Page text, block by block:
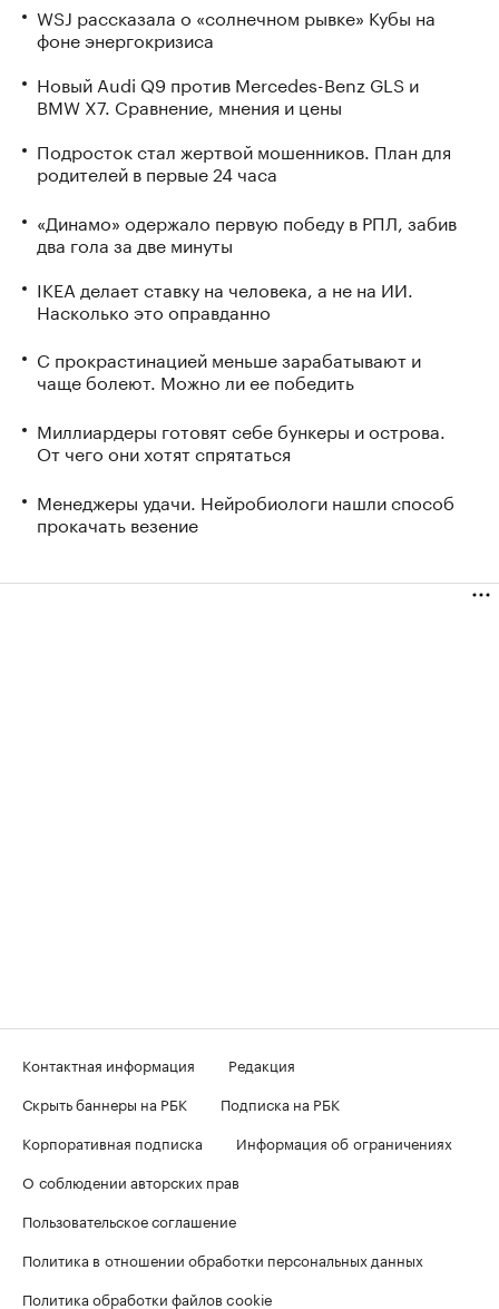
WSJ рассказала о «солнечном рывке» Кубы на
фоне энергокризиса
Новый Audi Q9 против Mercedes-Benz GLS и
BMW X7. Сравнение, мнения и цены
Подросток стал жертвой мошенников. План для
родителей в первые 24 часа
«Динамо» одержало первую победу в РПЛ, забив
два гола за две минуты
IKEA делает ставку на человека, а не на ИИ.
Насколько это оправданно
С прокрастинацией меньше зарабатывают и
чаще болеют. Можно ли ее победить
Миллиардеры готовят себе бункеры и острова.
От чего они хотят спрятаться
Менеджеры удачи. Нейробиологи нашли способ
прокачать везение
Контактная информация
Редакция
Скрыть баннеры на РБК
Подписка на РБК
Корпоративная подписка
Информация об ограничениях
О соблюдении авторских прав
Пользовательское соглашение
Политика в отношении обработки персональных данных
Политика обработки файлов cookie